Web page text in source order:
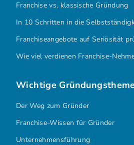
Franchise vs. klassische Gründung
In 10 Schritten in die
Franchiseangebote auf Seriösität
Wie viel verdienen Franchise-
Wichtige
Der Weg zum Gründer
Franchise-Wissen für Gründer
Unternehmensführung